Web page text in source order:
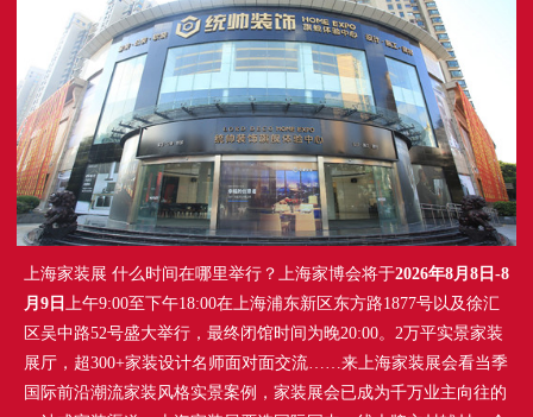
上海家装展 什么时间在哪里举行？上海家博会将于2026年8月8日-8
月9日
上午9:00至下午18:00在上海浦东新区东方路1877号以及徐汇
区吴中路52号盛大举行，最终闭馆时间为晚20:00。2万平实景家装
展厅，超300+家装设计名师面对面交流……来上海家装展会看当季
国际前沿潮流家装风格实景案例，家装展会已成为千万业主向往的